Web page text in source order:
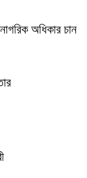
অধিকার চান